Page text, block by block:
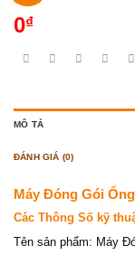
0₫
MÔ TẢ
ĐÁNH GIÁ (0)
Máy Đóng Gói
Các Thông Số kỹ
Tên sản phẩm: Máy